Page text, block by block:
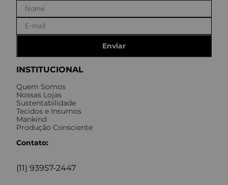
INSTITUCIONAL
Quem Somos
Nossas Lojas
Sustentabilidade
Tecidos e Insumos
Mankind
Produção Consciente
Contato:
(11) 93957-2447
Enviar